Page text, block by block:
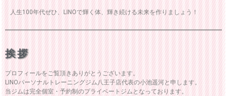
人生100年代ぜひ、LINOで輝く体、輝き続ける未来を作りましょう！
挨拶
プロフィールをご覧頂きありがとうございます。
LINOパーソナルトレーニングジム八王子店代表の小池遥河と申します。
当ジムは完全個室・予約制のプライベートジムとなっております。